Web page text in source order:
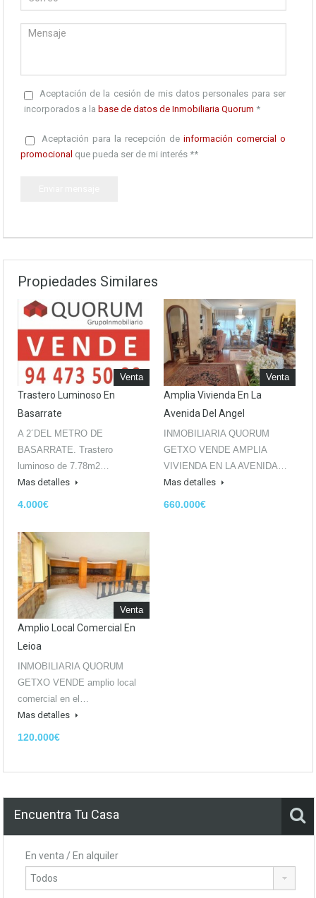
Aceptación de la cesión de mis datos personales para ser
incorporados a la base de datos de Inmobiliaria Quorum *
Aceptación para la recepción de información comercial o
promocional que pueda ser de mi interés **
Propiedades Similares
Venta
Trastero Luminoso En
Basarrate
A 2´DEL METRO DE
BASARRATE. Trastero
luminoso de 7.78m2…
Mas detalles
4.000€
Venta
Amplia Vivienda En La
Avenida Del Angel
INMOBILIARIA QUORUM
GETXO VENDE AMPLIA
VIVIENDA EN LA AVENIDA…
Mas detalles
660.000€
Venta
Amplio Local Comercial En
Leioa
INMOBILIARIA QUORUM
GETXO VENDE amplio local
comercial en el…
Mas detalles
120.000€
Encuentra Tu Casa
En venta / En alquiler